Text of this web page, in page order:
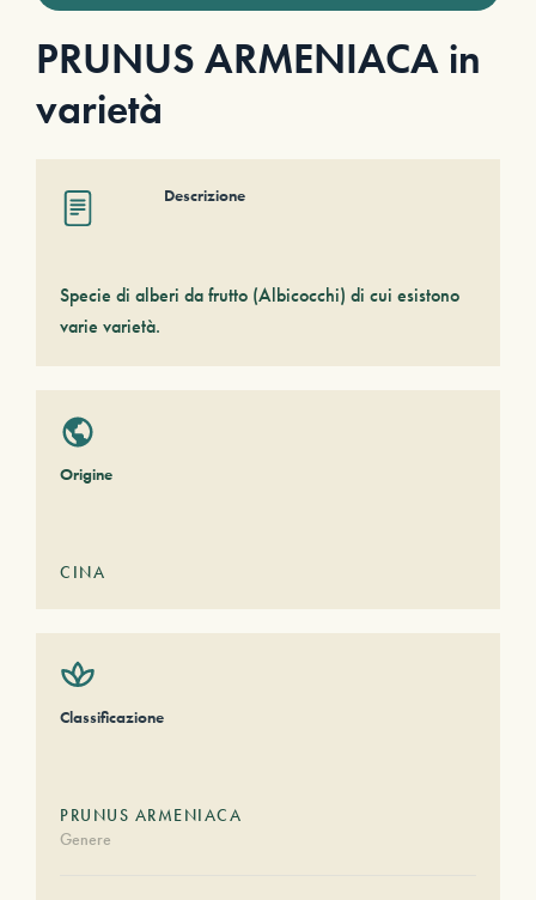
PRUNUS ARMENIACA in
varietà
Descrizione
Specie di alberi da frutto (Albicocchi) di cui esistono
varie varietà.
Origine
CINA
Classificazione
PRUNUS ARMENIACA
Genere